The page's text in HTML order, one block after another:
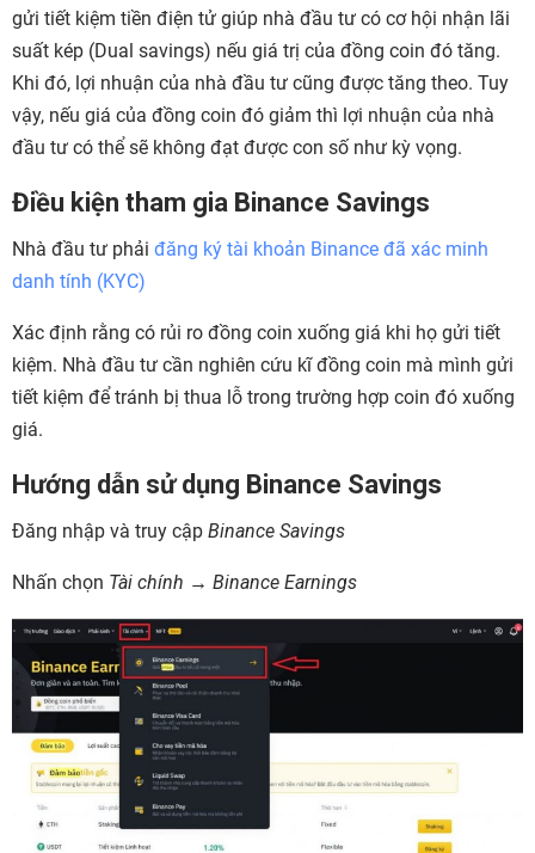
gửi tiết kiệm tiền điện tử giúp nhà đầu tư có cơ hội nhận lãi
suất kép (Dual savings) nếu giá trị của đồng coin đó tăng.
Khi đó, lợi nhuận của nhà đầu tư cũng được tăng theo. Tuy
vậy, nếu giá của đồng coin đó giảm thì lợi nhuận của nhà
đầu tư có thể sẽ không đạt được con số như kỳ vọng.
Điều kiện tham gia Binance Savings
Nhà đầu tư phải đăng ký tài khoản Binance đã xác minh
danh tính (KYC)
Xác định rằng có rủi ro đồng coin xuống giá khi họ gửi tiết
kiệm. Nhà đầu tư cần nghiên cứu kĩ đồng coin mà mình gửi
tiết kiệm để tránh bị thua lỗ trong trường hợp coin đó xuống
giá.
Hướng dẫn sử dụng Binance Savings
Đăng nhập và truy cập Binance Savings
Nhấn chọn Tài chính → Binance Earnings